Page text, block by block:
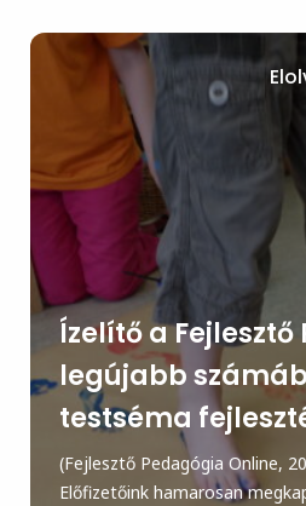
Ízelítő a
legújabb
testséma
(Fejlesztő Pedagógia Online,
Előfizetőink hamarosan